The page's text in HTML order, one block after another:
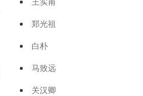
郑光祖
白朴
马致远
关汉卿